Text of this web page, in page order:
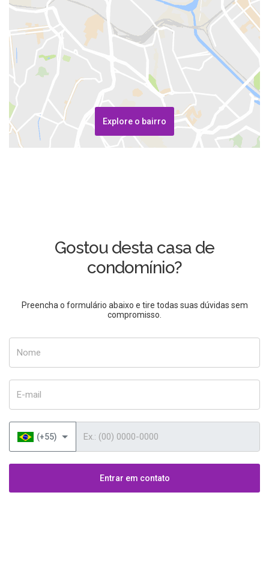
Explore o bairro
Gostou desta casa de
condomínio?
Preencha o formulário abaixo e tire todas suas dúvidas sem
compromisso.
(+55)
Entrar em contato